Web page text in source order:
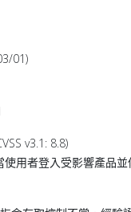
01)
v3.1: 8.8)
用者登入受影響產品